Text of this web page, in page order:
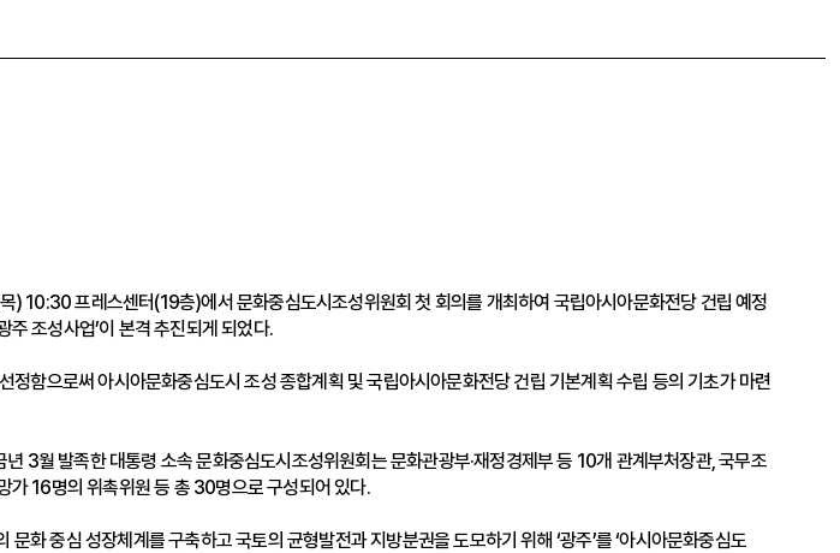
프레스센터(19층)에서 문화중심도시조성위원회 첫 회의를 개최하여 국립아시아문화전당 건립 예정
조성사업’이 본격 추진되게 되었다.
함으로써 아시아문화중심도시 조성 종합계획 및 국립아시아문화전당 건립 기본계획 수립 등의 기초가 마련
3월 발족한 대통령 소속 문화중심도시조성위원회는 문화관광부·재정경제부 등 10개 관계부처장관, 국무조
가 16명의 위촉위원 등 총 30명으로 구성되어 있다.
중심 성장체계를 구축하고 국토의 균형발전과 지방분권을 도모하기 위해 ‘광주’를 ‘아시아문화중심도